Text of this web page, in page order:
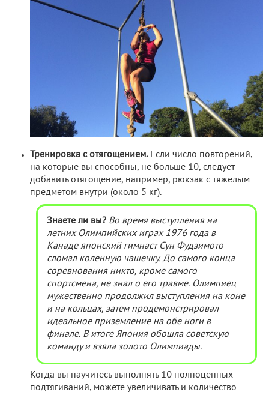
Тренировка с отягощением.Если число повторений,
на которые вы способны, не больше 10, следует
добавить отягощение, например, рюкзак с тяжёлым
предметом внутри (около 5 кг).
Знаете ли вы? Во время выступления на
летних Олимпийских играх 1976 года в
Канаде японский гимнаст Сун Фудзимото
сломал коленную чашечку. До самого конца
соревнования никто, кроме самого
спортсмена, не знал о его травме. Олимпиец
мужественно продолжил выступления на коне
и на кольцах, затем продемонстрировал
идеальное приземление на обе ноги в
финале. В итоге Япония обошла советскую
команду и взяла золото Олимпиады.
Когда вы научитесь выполнять 10 полноценных
подтягиваний, можете увеличивать и количество